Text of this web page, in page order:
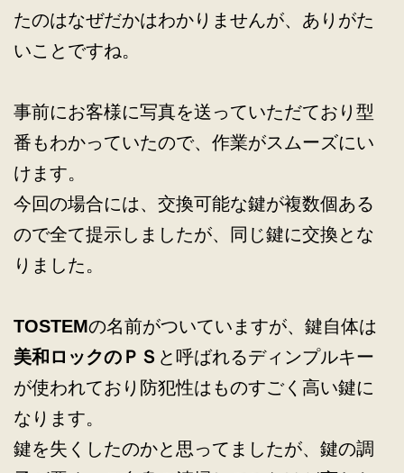
たのはなぜだかはわかりませんが、ありがた
いことですね。
事前にお客様に写真を送っていただており型
番もわかっていたので、作業がスムーズにい
けます。
今回の場合には、交換可能な鍵が複数個ある
ので全て提示しましたが、同じ鍵に交換とな
りました。
TOSTEMの名前がついていますが、鍵自体は
美和ロックのＰＳ と呼ばれるディンプルキー
が使われており防犯性はものすごく高い鍵に
なります。
鍵を失くしたのかと思ってましたが、鍵の調